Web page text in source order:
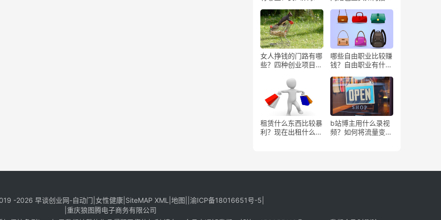
女人挣钱的门路有哪
些？四种创业项目推
哪些自由职业比较赚
钱？自由职业有什么
租赁什么东西比较暴
利？现在出租什么更
b站博主用什么录视
频？如何将流量变
-2026 早谈创业网-自动门 女性健康| SiteMAP XML 地图 渝ICP备18016651号-5
重庆狼图腾电子商务有限公司